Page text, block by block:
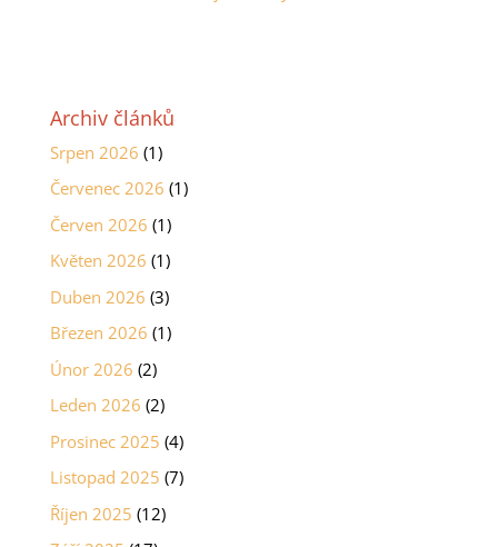
Archiv článků
Srpen 2026 (1)
Červenec 2026 (1)
Červen 2026 (1)
Květen 2026 (1)
Duben 2026 (3)
Březen 2026 (1)
Únor 2026 (2)
Leden 2026 (2)
Prosinec 2025 (4)
Listopad 2025 (7)
Říjen 2025 (12)